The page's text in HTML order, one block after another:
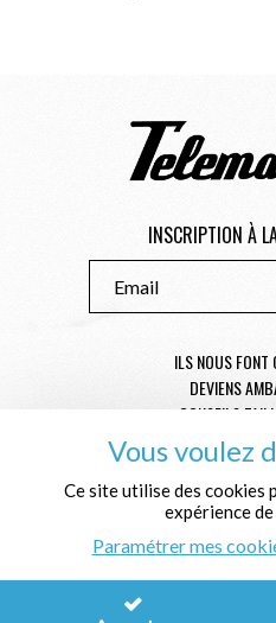
INSCRIPTION À
ILS NOUS FONT
DEVIENS
CONSEILS
CONDITIONS
MENTIONS
POLITIQUE DE
QUI
Vous voulez
Ce site utilise des cookies
expérience
Paramétrer mes